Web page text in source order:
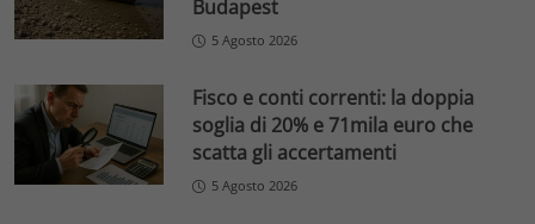
Budapest
5 Agosto 2026
Fisco e conti correnti: la doppia
soglia di 20% e 71mila euro che
scatta gli accertamenti
5 Agosto 2026